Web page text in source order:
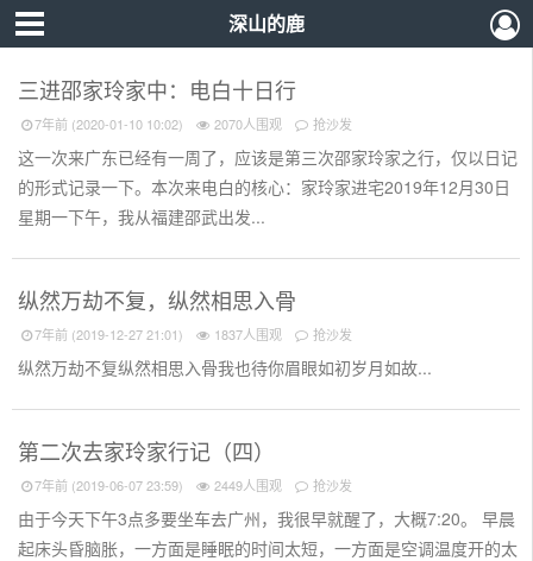
深山的鹿
三进邵家玲家中：电白十日行
7年前 (2020-01-10 10:02) 2070人围观 抢沙发
这一次来广东已经有一周了，应该是第三次邵家玲家之行，仅以日记
的形式记录一下。本次来电白的核心：家玲家进宅2019年12月30日
星期一下午，我从福建邵武出发...
纵然万劫不复，纵然相思入骨
7年前 (2019-12-27 21:01) 1837人围观 抢沙发
纵然万劫不复纵然相思入骨我也待你眉眼如初岁月如故...
第二次去家玲家行记（四）
7年前 (2019-06-07 23:59) 2449人围观 抢沙发
由于今天下午3点多要坐车去广州，我很早就醒了，大概7:20。 早晨
起床头昏脑胀，一方面是睡眠的时间太短，一方面是空调温度开的太